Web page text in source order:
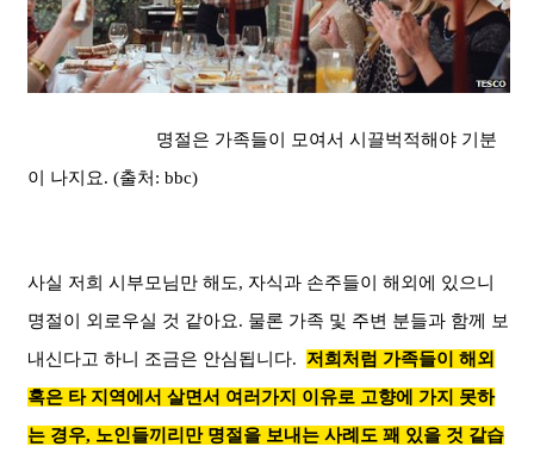
명절은 가족들이 모여서 시끌벅적해야 기분
이 나지요. (출처: bbc)
사실 저희 시부모님만 해도, 자식과 손주들이 해외에 있으니
명절이 외로우실 것 같아요. 물론 가족 및 주변 분들과 함께 보
내신다고 하니 조금은 안심됩니다. 저희처럼 가족들이 해외
혹은 타 지역에서 살면서 여러가지 이유로 고향에 가지 못하
는 경우, 노인들끼리만 명절을 보내는 사례도 꽤 있을 것 같습